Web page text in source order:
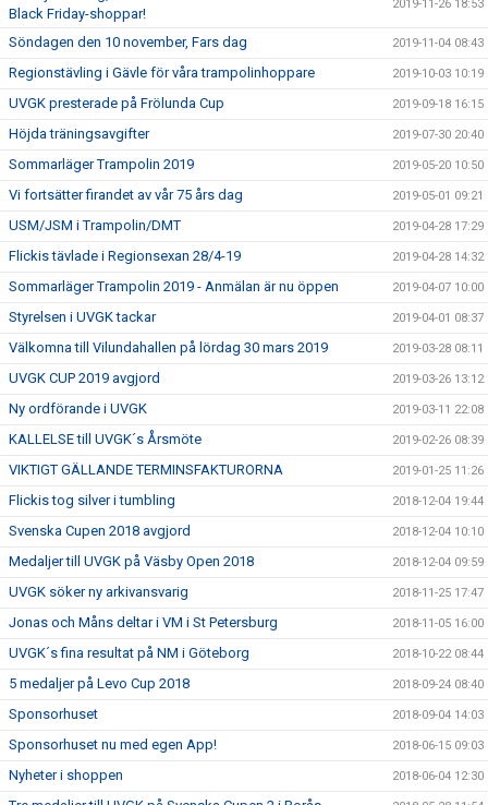
Black Friday-shoppar!
2019-11-26 18:53
Söndagen den 10 november, Fars dag 2019-11-04 08:43
Regionstävling i Gävle för våra trampolinhoppare 2019-10-03 10:19
UVGK presterade på Frölunda Cup 2019-09-18 16:15
Höjda träningsavgifter 2019-07-30 20:40
Sommarläger Trampolin 2019 2019-05-20 10:50
Vi fortsätter firandet av vår 75 års dag 2019-05-01 09:21
USM/JSM i Trampolin/DMT 2019-04-28 17:29
Flickis tävlade i Regionsexan 28/4-19 2019-04-28 14:32
Sommarläger Trampolin 2019 - Anmälan är nu öppen 2019-04-07 10:00
Styrelsen i UVGK tackar 2019-04-01 08:37
Välkomna till Vilundahallen på lördag 30 mars 2019 2019-03-28 08:11
UVGK CUP 2019 avgjord 2019-03-26 13:12
Ny ordförande i UVGK 2019-03-11 22:08
KALLELSE till UVGK´s Årsmöte 2019-02-26 08:39
VIKTIGT GÄLLANDE TERMINSFAKTURORNA 2019-01-25 11:26
Flickis tog silver i tumbling 2018-12-04 19:44
Svenska Cupen 2018 avgjord 2018-12-04 10:10
Medaljer till UVGK på Väsby Open 2018 2018-12-04 09:59
UVGK söker ny arkivansvarig 2018-11-25 17:47
Jonas och Måns deltar i VM i St Petersburg 2018-11-05 16:00
UVGK´s fina resultat på NM i Göteborg 2018-10-22 08:44
5 medaljer på Levo Cup 2018 2018-09-24 08:40
Sponsorhuset 2018-09-04 14:03
Sponsorhuset nu med egen App! 2018-06-15 09:03
Nyheter i shoppen 2018-06-04 12:30